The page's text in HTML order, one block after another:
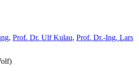
, Prof. Dr. Ulf Kulau, Prof. Dr.-Ing. Lars